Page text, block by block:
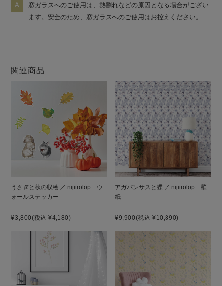
窓ガラスへのご使用は、熱割れなどの原因となる場合がござい
ます。安全のため、窓ガラスへのご使用はお控えください。
関連商品
うさぎと秋の収穫 ／ nijiirolop ウ
ォールステッカー
¥3,800(税込 ¥4,180)
アガパンサスと蝶 ／ nijiirolop 壁
紙
¥9,900(税込 ¥10,890)